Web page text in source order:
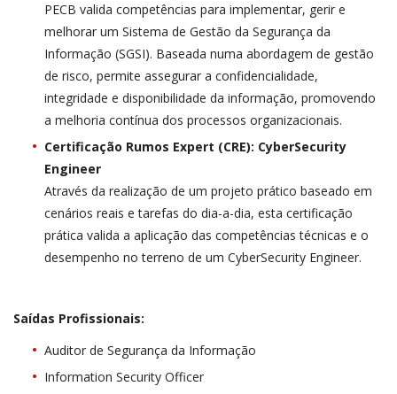
PECB valida competências para implementar, gerir e
melhorar um Sistema de Gestão da Segurança da
Informação (SGSI). Baseada numa abordagem de gestão
de risco, permite assegurar a confidencialidade,
integridade e disponibilidade da informação, promovendo
a melhoria contínua dos processos organizacionais.
Certificação Rumos Expert (CRE): CyberSecurity
Engineer
Através da realização de um projeto prático baseado em
cenários reais e tarefas do dia-a-dia, esta certificação
prática valida a aplicação das competências técnicas e o
desempenho no terreno de um CyberSecurity Engineer.
Saídas Profissionais:
Auditor de Segurança da Informação
Information Security Officer